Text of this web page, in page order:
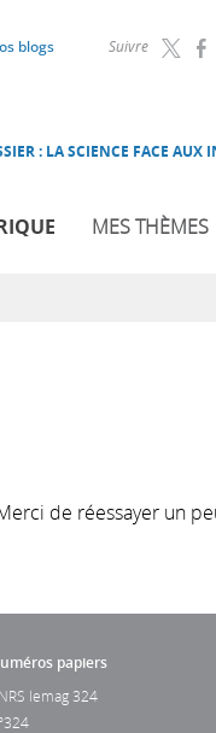
Suivre
blogs
: LA SCIENCE FACE AUX
MES THÈMES
de réessayer un
papiers
lemag 324